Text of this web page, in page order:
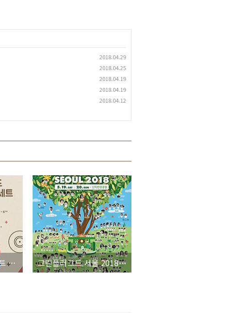
2018.04.29
2018.04.25
2018.04.19
2018.04.19
2018.04.12
제6회 레코드 박스 세트 데이 그린플러그드 서울 2018’ 최종 라인업 발표